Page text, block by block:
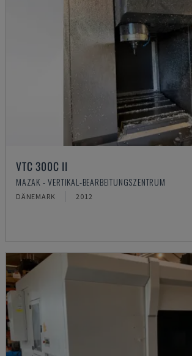
VTC 300C II
MAZAK - VERTIKAL-BEARBEITUNGSZENTRUM
DÄNEMARK 2012